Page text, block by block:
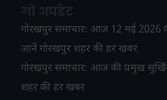
गोरखपुर समाचार: आज 12 मई 2026
जानें गोरखपुर शहर की हर खबर
गोरखपुर समाचार: आज की प्रमुख
शहर की हर खबर